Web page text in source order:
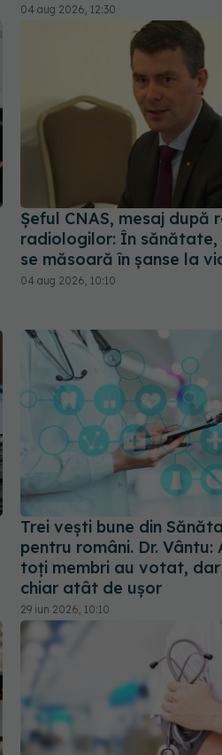
04 aug 2026, 12:30
Șeful CNAS, mesaj după
radiologilor: În sănătate,
se măsoară în șanse la
04 aug 2026, 10:10
Trei vești bune din
pentru români. Dr. Vântu:
toți membri au votat, dar
chiar atât de ușor
29 iun 2026, 10:10